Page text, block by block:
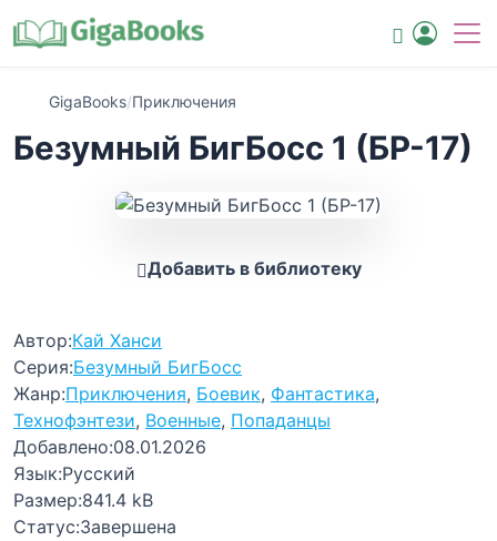
GigaBooks/Приключения
Безумный БигБосс 1 (БР-17)
Добавить в библиотеку
Автор:Кай Ханси
Серия:Безумный БигБосс
Жанр:Приключения, Боевик, Фантастика,
Технофэнтези, Военные, Попаданцы
Добавлено:08.01.2026
Язык:Русский
Размер:841.4 kB
Статус:Завершена